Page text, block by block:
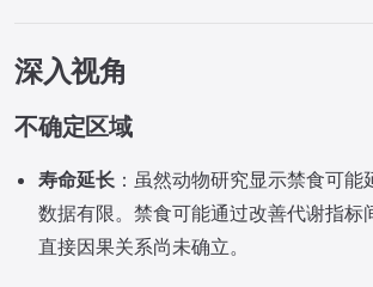
深入视角
不确定区域
寿命延长 ：虽然动物研究显示禁食可
数据有限。禁食可能通过改善代谢指标
直接因果关系尚未确立。